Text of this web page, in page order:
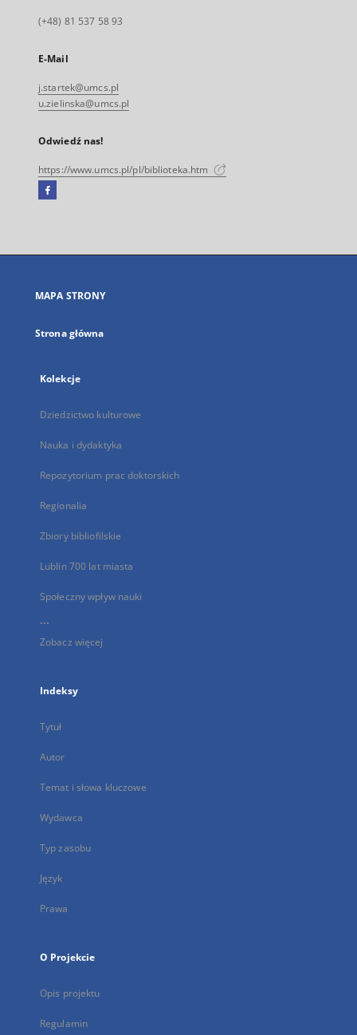
(+48) 81 537 58 93
E-Mail
j.startek@umcs.pl
u.zielinska@umcs.pl
Odwiedź nas!
https://www.umcs.pl/pl/biblioteka.htm
Facebook
się
karcie
MAPA STRONY
Strona główna
Kolekcje
Dziedzictwo kulturowe
Nauka i dydaktyka
Repozytorium prac doktorskich
Regionalia
Zbiory bibliofilskie
Lublin 700 lat miasta
Społeczny wpływ nauki
...
Zobacz więcej
Indeksy
Tytuł
Autor
Temat i słowa kluczowe
Wydawca
Typ zasobu
Język
Prawa
O Projekcie
Opis projektu
Regulamin